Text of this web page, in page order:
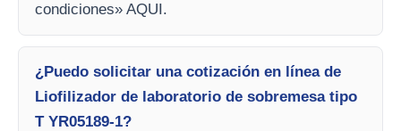
condiciones» AQUI.
¿Puedo solicitar una cotización en línea de
Liofilizador de laboratorio de sobremesa tipo
T YR05189-1?